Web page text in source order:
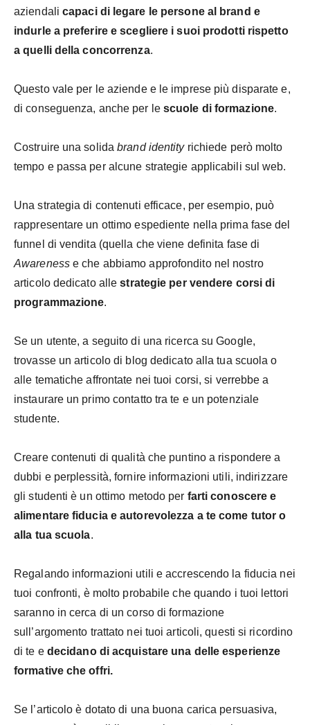
aziendali capaci di legare le persone al brand e
indurle a preferire e scegliere i suoi prodotti rispetto
a quelli della concorrenza.
Questo vale per le aziende e le imprese più disparate e,
di conseguenza, anche per le scuole di formazione.
Costruire una solidabrand identityrichiede però molto
tempo e passa per alcune strategie applicabili sul web.
Una strategia di contenuti efficace, per esempio, può
rappresentare un ottimo espediente nella prima fase del
funnel di vendita (quella che viene definita fase di
Awarenesse che abbiamo approfondito nel nostro
articolo dedicato allestrategie per vendere corsi di
programmazione.
Se un utente, a seguito di una ricerca su Google,
trovasse un articolo di blog dedicato alla tua scuola o
alle tematiche affrontate nei tuoi corsi, si verrebbe a
instaurare un primo contatto tra te e un potenziale
studente.
Creare contenuti di qualità che puntino a rispondere a
dubbi e perplessità, fornire informazioni utili, indirizzare
gli studenti è un ottimo metodo per farti conoscere e
alimentare fiducia e autorevolezza a te come tutor o
alla tua scuola.
Regalando informazioni utili e accrescendo la fiducia nei
tuoi confronti, è molto probabile che quando i tuoi lettori
saranno in cerca di un corso di formazione
sull’argomento trattato nei tuoi articoli, questi si ricordino
di te e decidano di acquistare una delle esperienze
formative che offri.
Se l’articolo è dotato di una buona carica persuasiva,